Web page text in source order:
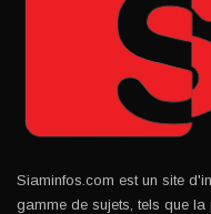
Siaminfos.com est un site
gamme de sujets, tels que